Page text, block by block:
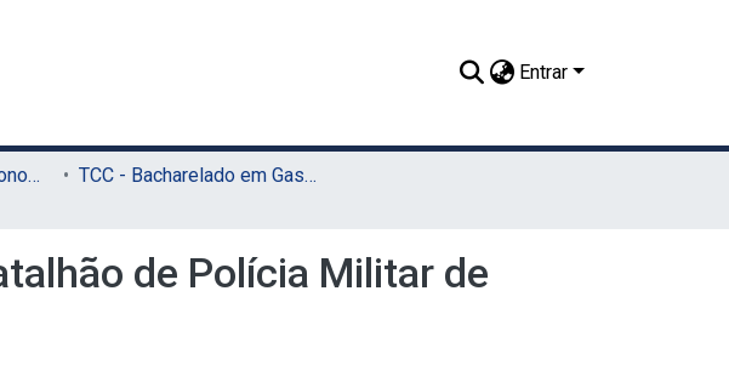
Entrar
Bacharelado em Gastronomia (Sede)
TCC - Bacharelado em Gastronomia (Sede)
de Polícia Militar de